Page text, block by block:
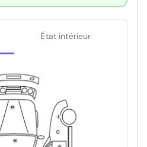
État intérieur